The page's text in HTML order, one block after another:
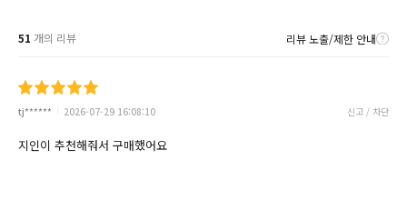
51 개의 리뷰 리뷰 노출/제한 안내
tj****** 2026-07-29 16:08:10 신고 / 차단
지인이 추천해줘서 구매했어요